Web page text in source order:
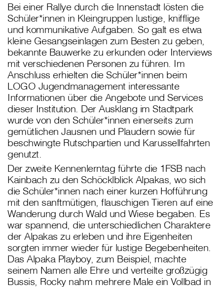
Bei einer Rallye durch die Innenstadt lösten die
Schüler*innen in Kleingruppen lustige, knifflige
und kommunikative Aufgaben. So galt es etwa
kleine Gesangseinlagen zum Besten zu geben,
bekannte Bauwerke zu erkunden oder Interviews
mit verschiedenen Personen zu führen. Im
Anschluss erhielten die Schüler*innen beim
LOGO Jugendmanagement interessante
Informationen über die Angebote und Services
dieser Institution. Der Ausklang im Stadtpark
wurde von den Schüler*innen einerseits zum
gemütlichen Jausnen und Plaudern sowie für
beschwingte Rutschpartien und Karussellfahrten
genutzt.
Der zweite Kennenlerntag führte die 1FSB nach
Kainbach zu den Schöcklblick Alpakas, wo sich
die Schüler*innen nach einer kurzen Hofführung
mit den sanftmütigen, flauschigen Tieren auf eine
Wanderung durch Wald und Wiese begaben. Es
war spannend, die unterschiedlichen Charaktere
der Alpakas zu erleben und ihre Eigenheiten
sorgten immer wieder für lustige Begebenheiten.
Das Alpaka Playboy, zum Beispiel, machte
seinem Namen alle Ehre und verteilte großzügig
Bussis, Rocky nahm mehrere Male ein Vollbad in